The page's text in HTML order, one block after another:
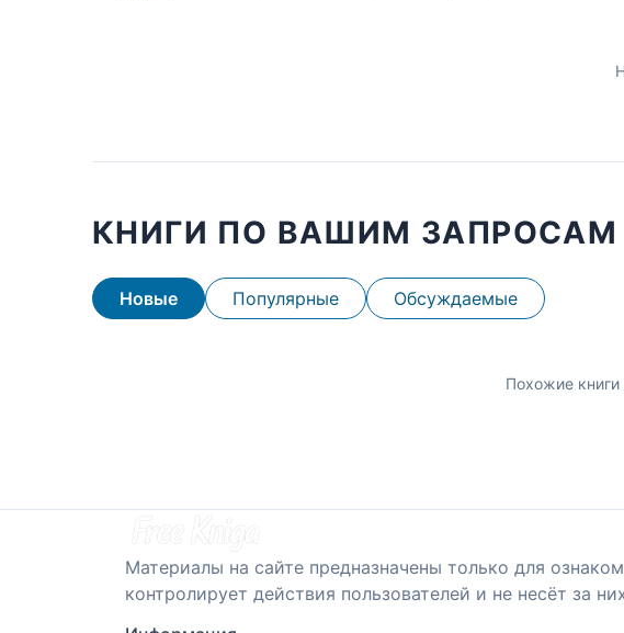
КНИГИ ПО ВАШИМ ЗАПРОСАМ
Новые Популярные Обсуждаемые
Похожие книги
Материалы на сайте предназначены только для
контролирует действия пользователей и не несёт за